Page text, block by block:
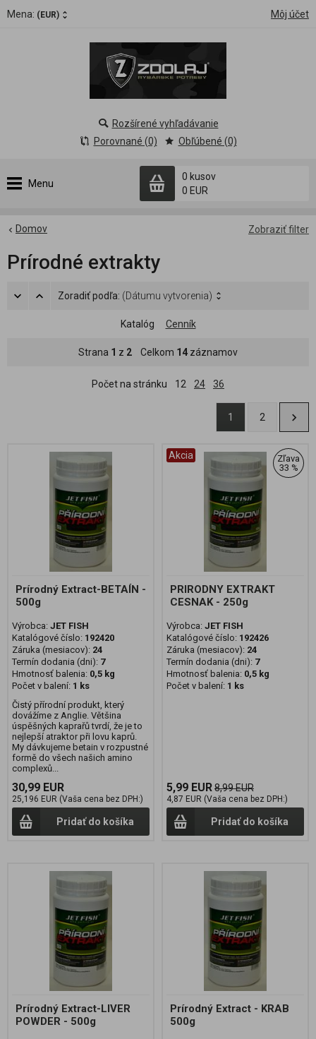
Mena: (EUR) Môj účet
Menu
0 kusov
0 EUR
Rozšírené vyhľadávanie
Porovnané (0)
Obľúbené (0)
Zobraziť filter
Domov
Prírodné extrakty
Zoradiť podľa: (Dátumu vytvorenia)
Katalóg Cenník
Strana 1 z 2 Celkom 14 záznamov
Počet na stránku 12 24 36
1 2
Prírodný Extract-BETAÍN -
500g
Výrobca: JET FISH
Katalógové číslo: 192420
Záruka (mesiacov): 24
Termín dodania (dni): 7
Hmotnosť balenia: 0,5 kg
Počet v balení: 1 ks
Čistý přírodní produkt, který
dovážíme z Anglie. Většina
úspěšných kaprařů tvrdí, že je to
nejlepší atraktor při lovu kaprů.
My dávkujeme betain v rozpustné
formě do všech našich amino
complexů...
30,99 EUR
25,196 EUR (Vaša cena bez DPH:)
Pridať do košíka
Akcia
Zľava
33 %
PRIRODNY EXTRAKT
CESNAK - 250g
Výrobca: JET FISH
Katalógové číslo: 192426
Záruka (mesiacov): 24
Termín dodania (dni): 7
Hmotnosť balenia: 0,5 kg
Počet v balení: 1 ks
5,99 EUR8,99 EUR
4,87 EUR (Vaša cena bez DPH:)
Pridať do košíka
Prírodný Extract-LIVER
POWDER - 500g
Prírodný Extract - KRAB
500g